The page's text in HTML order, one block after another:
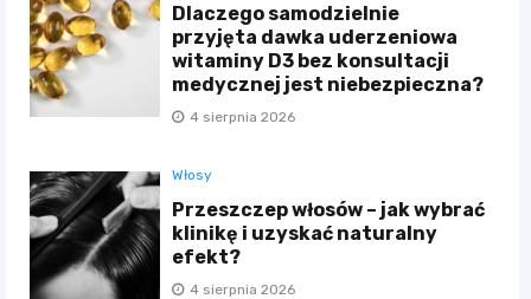
Dlaczego samodzielnie
przyjęta dawka uderzeniowa
witaminy D3 bez konsultacji
medycznej jest niebezpieczna?
4 sierpnia 2026
Włosy
Przeszczep włosów – jak wybrać
klinikę i uzyskać naturalny
efekt?
4 sierpnia 2026